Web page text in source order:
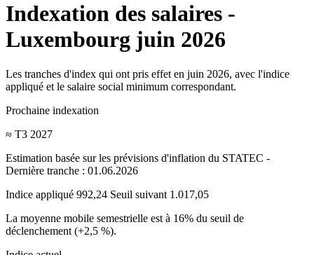
Indexation des salaires -
Luxembourg juin 2026
Les tranches d'index qui ont pris effet en juin 2026, avec l'indice
appliqué et le salaire social minimum correspondant.
Prochaine indexation
≈ T3 2027
Estimation basée sur les prévisions d'inflation du STATEC -
Dernière tranche : 01.06.2026
Indice appliqué 992,24 Seuil suivant 1.017,05
La moyenne mobile semestrielle est à 16% du seuil de
déclenchement (+2,5 %).